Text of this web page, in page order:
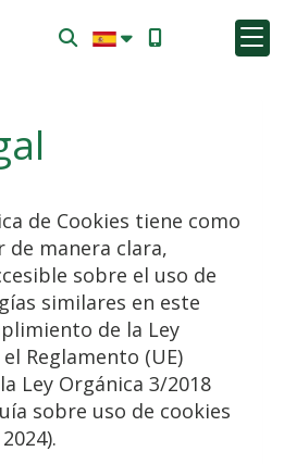
de Cookies tiene como
manera clara,
sobre el uso de
similares en este
de la Ley
el Reglamento (UE)
Ley Orgánica 3/2018
sobre uso de cookies